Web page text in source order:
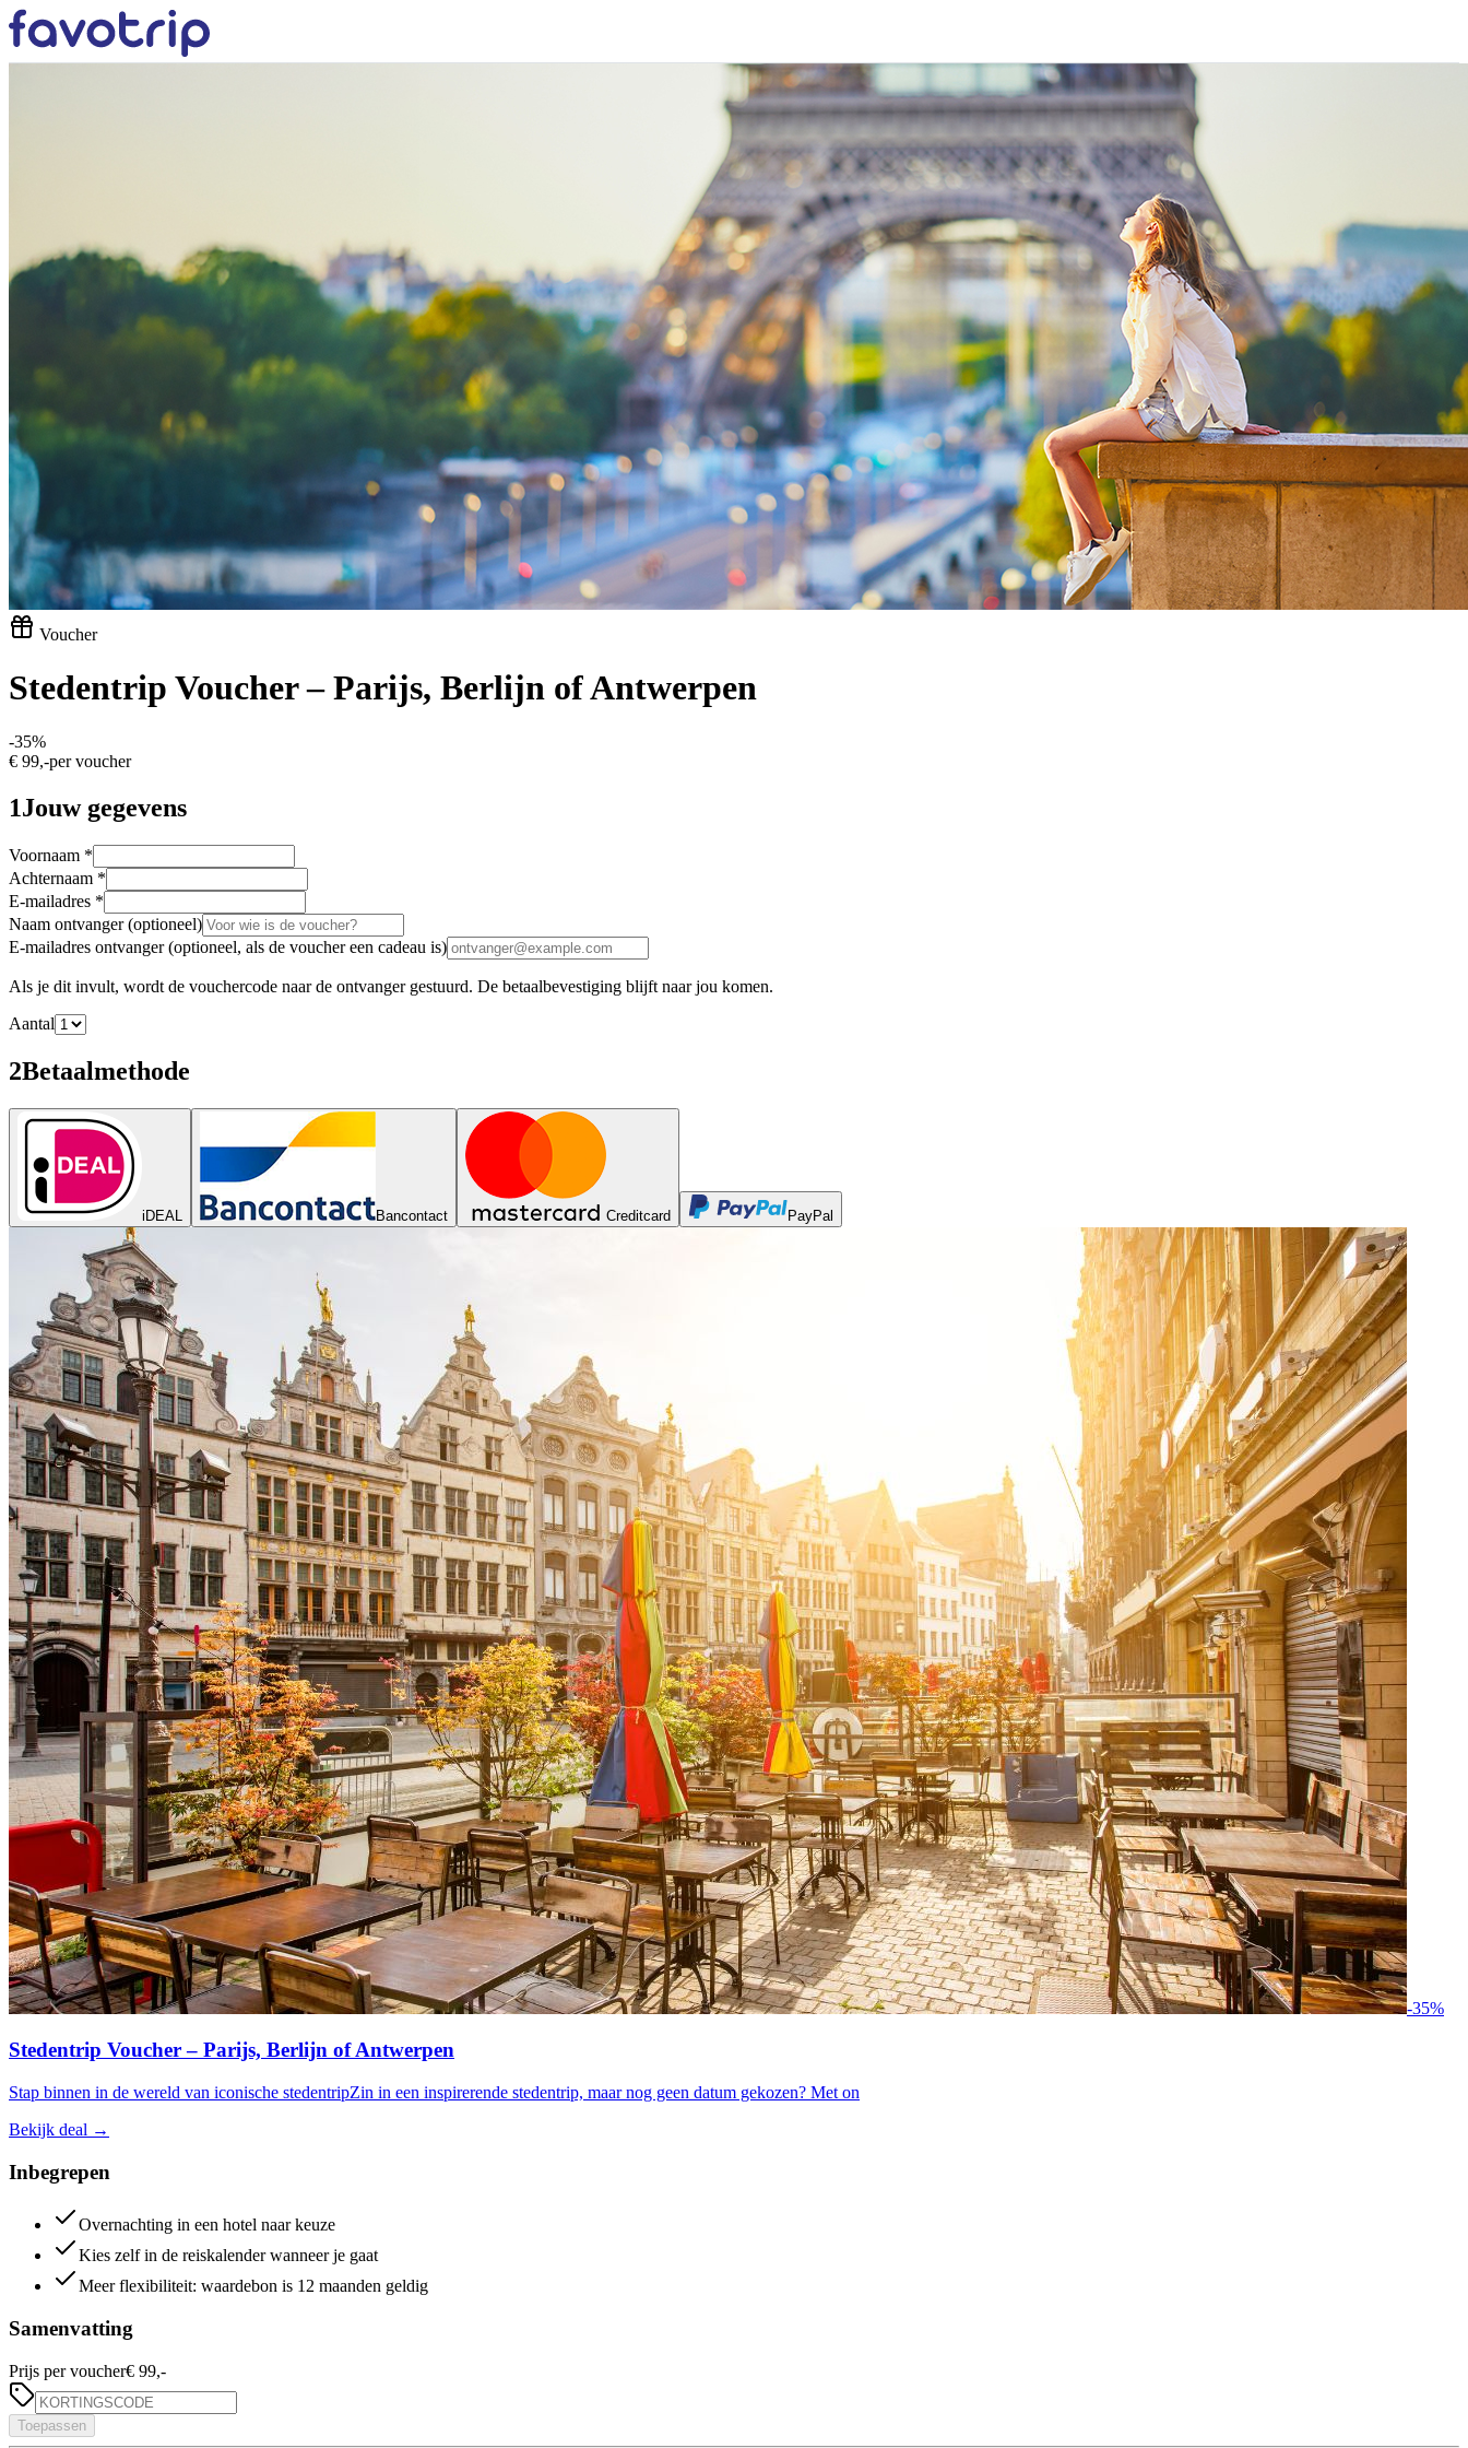
Voucher
Stedentrip Voucher – Parijs, Berlijn of Antwerpen
-35%
€ 99,-per voucher
1Jouw gegevens
Voornaam *
Achternaam *
E-mailadres *
Naam ontvanger (optioneel)
E-mailadres ontvanger (optioneel, als de voucher een cadeau is)
Als je dit invult, wordt de vouchercode naar de ontvanger gestuurd. De betaalbevestiging blijft naar jou komen.
Aantal
2Betaalmethode
iDEAL Bancontact Creditcard PayPal
-35%
Stedentrip Voucher – Parijs, Berlijn of Antwerpen
Stap binnen in de wereld van iconische stedentripZin in een inspirerende stedentrip, maar nog geen datum gekozen? Met on
Bekijk deal →
Inbegrepen
Overnachting in een hotel naar keuze
Kies zelf in de reiskalender wanneer je gaat
Meer flexibiliteit: waardebon is 12 maanden geldig
Samenvatting
Prijs per voucher€ 99,-
Toepassen